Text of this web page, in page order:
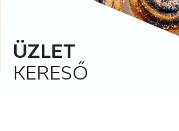
ÜZLET
KERESŐ